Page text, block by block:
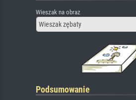
Wieszak na obraz
Wieszak zębaty
Podsumowanie